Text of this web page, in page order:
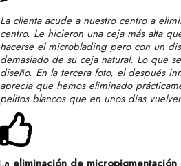
La clienta acude a nuestro centro a
centro. Le hicieron una ceja más alta
hacerse el microblading pero con un
demasiado de su ceja natural. Lo que
diseño. En la tercera foto, el después
aprecia que hemos eliminado
pelitos blancos que en unos días